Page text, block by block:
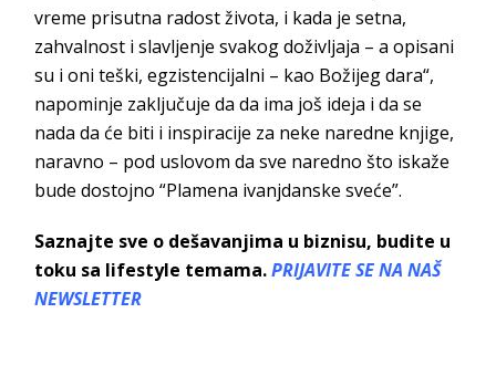
vreme prisutna radost života, i kada je setna,
zahvalnost i slavljenje svakog doživljaja – a opisani
su i oni teški, egzistencijalni – kao Božijeg dara“,
napominje zaključuje da da ima još ideja i da se
nada da će biti i inspiracije za neke naredne knjige,
naravno – pod uslovom da sve naredno što iskaže
bude dostojno “Plamena ivanjdanske sveće”.
Saznajte sve o dešavanjima u biznisu, budite u
toku sa lifestyle temama.PRIJAVITE SE NA NAŠ
NEWSLETTER